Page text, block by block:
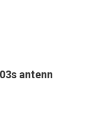
antenn